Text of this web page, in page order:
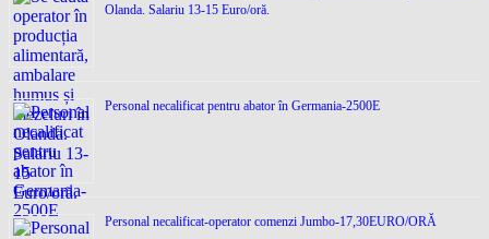
Olanda. Salariu 13-15 Euro/oră.
Personal necalificat pentru abator în Germania-2500E
Personal necalificat-operator comenzi Jumbo-17,30EURO/ORĂ